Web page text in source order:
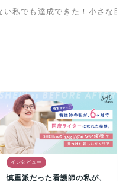
い私でも達成できた！小さな目
インタビュー
慎重派だった看護師の私が、